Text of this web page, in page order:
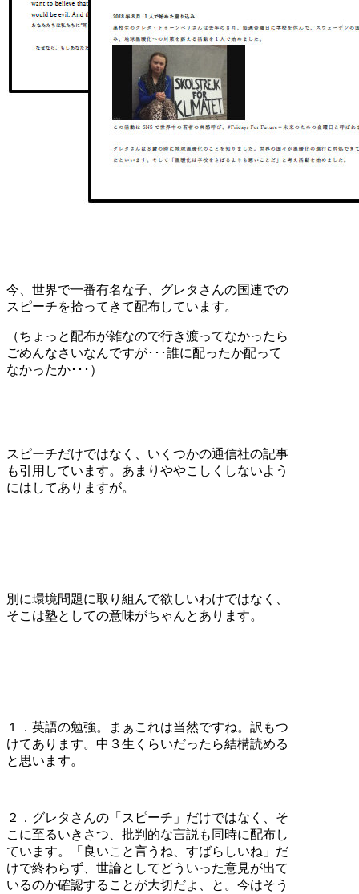
今、世界で一番有名な子、グレタさんの国連での
スピーチを拾ってきて配布しています。
（ちょっと配布が雑なので行き渡ってなかったら
ごめんなさいなんですが･･･誰に配ったか配って
なかったか･･･）
スピーチだけではなく、いくつかの通信社の記事
も引用しています。あまりややこしくしないよう
にはしてありますが。
別に環境問題に取り組んで欲しいわけではなく、
そこは塾としての意味がちゃんとあります。
１．英語の勉強。まぁこれは当然ですね。訳もつ
けてあります。中３生くらいだったら結構読める
と思います。
２．グレタさんの「スピーチ」だけではなく、そ
こに至るいきさつ、批判的な言説も同時に配布し
ています。「良いこと言うね、すばらしいね」だ
けで終わらず、世論としてどういった意見が出て
いるのか確認することが大切だよ、と。今はそう